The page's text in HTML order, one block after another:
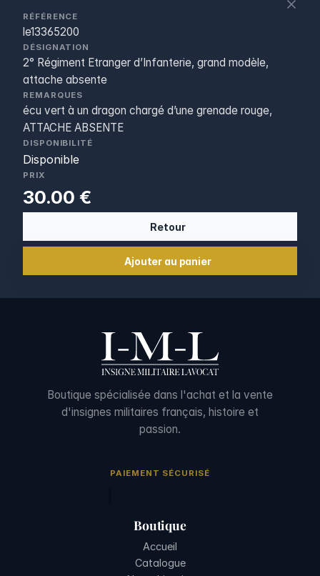
RÉFÉRENCE
le13365200
DÉSIGNATION
2° Régiment Etranger d’Infanterie, grand modèle,
attache absente
REMARQUES
écu vert à un dragon chargé d’une grenade rouge,
ATTACHE ABSENTE
DISPONIBILITÉ
Disponible
PRIX
30.00 €
Retour
Ajouter au panier
Boutique spécialisée dans l'achat et la vente
d'insignes militaires français, histoire et
passion.
PAIEMENT SÉCURISÉ
Boutique
Accueil
Catalogue